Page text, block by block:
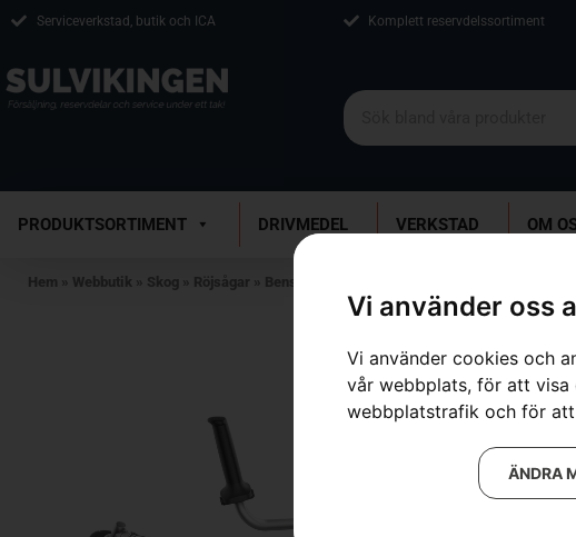
Vi använder oss
Vi använder cookies och
vår webbplats, för att visa
webbplatstrafik och för
ÄNDRA
Serviceverkstad, butik och ICA Komplett reservdelssortiment
PRODUKTSORTIMENT DRIVMEDEL VERKSTAD OM
Hem » Webbutik » Skog » Röjsågar » Bensindrivna Röjsågar